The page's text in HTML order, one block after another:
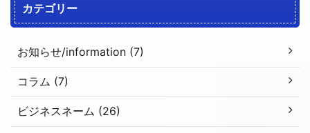
カテゴリー
お知らせ/information (7)
コラム (7)
ビジネスネーム (26)